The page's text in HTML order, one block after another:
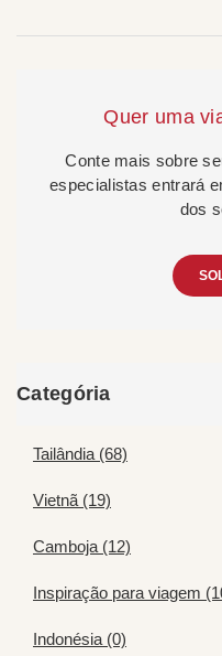
Quer uma
Conte mais sobre
especialistas entrará
dos
Categória
Tailândia (68)
Vietnã (19)
Camboja (12)
Inspiração para viagem
Indonésia (0)